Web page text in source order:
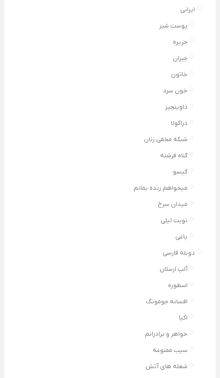
ایرانی
پوست شیر
جزیره
جیران
خاتون
خون سرد
داوینچیز
دراکولا
شبکه مخفی زنان
گناه فرشته
گیسو
میخواهم زنده بمانم
میدان سرخ
نوبت لیلی
یاغی
دوبله فارسی
آلپ ارسلان
اسطوره
افسانه جومونگ
اکیا
خواهر و برادرانم
سیب ممنوعه
شعله های آتش